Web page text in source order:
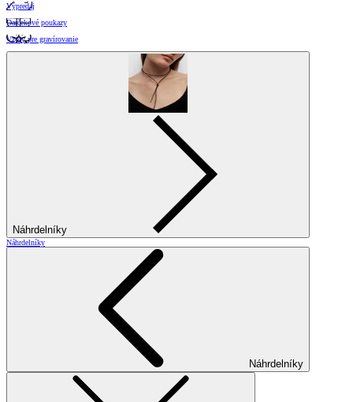
Výpredaj
Darčekové poukazy
Vzory pre gravírovanie
Náhrdelníky
Náhrdelníky
Náhrdelníky